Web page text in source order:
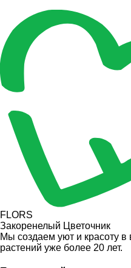
FLORS
Закоренелый Цветочник
Мы создаем уют и красоту
растений уже более 20 лет.